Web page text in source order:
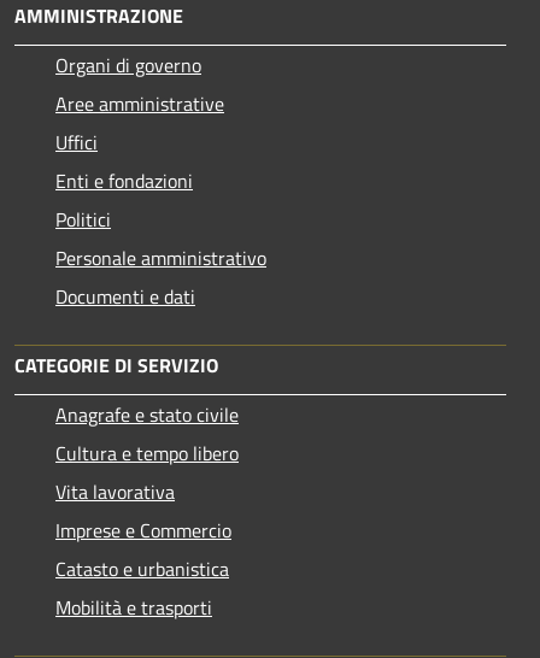
AMMINISTRAZIONE
Organi di governo
Aree amministrative
Uffici
Enti e fondazioni
Politici
Personale amministrativo
Documenti e dati
CATEGORIE DI SERVIZIO
Anagrafe e stato civile
Cultura e tempo libero
Vita lavorativa
Imprese e Commercio
Catasto e urbanistica
Mobilità e trasporti